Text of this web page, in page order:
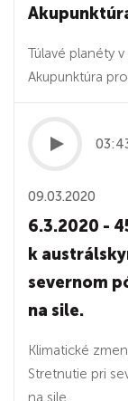
Túlavé planéty
Akupunktúra
09.03.2020
6.3.2020 -
k
severnom
na sile.
Klimatické
Stretnutie pri
na sile.